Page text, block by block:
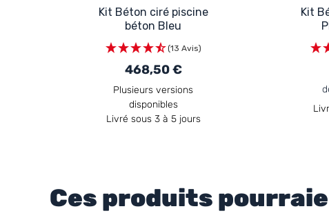
Kit Béton ciré piscine
béton Bleu
(13 Avis)
468,50 €
Plusieurs versions
disponibles
Livré sous 3 à 5 jours
Kit
Ces produits